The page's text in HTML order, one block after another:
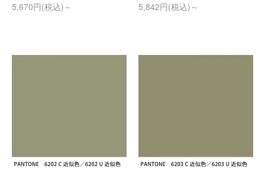
5,670円(税込)～
5,842円(税込)～